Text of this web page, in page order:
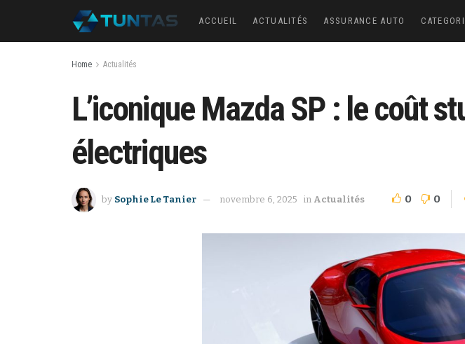
ACCUEIL ACTUALITÉS ASSURANCE AUTO
Home Actualités
L’iconique Mazda SP : le coût
électriques
by Sophie Le Tanier novembre 6, 2025 in Actualités 0 0